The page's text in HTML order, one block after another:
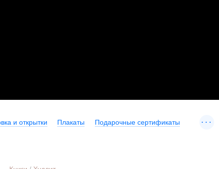
и открытки Плакаты Подарочные сертификаты ...